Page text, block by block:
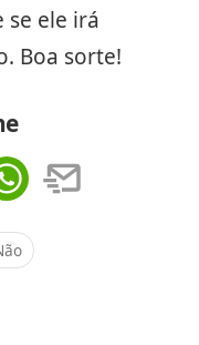
se ele irá
Boa sorte!